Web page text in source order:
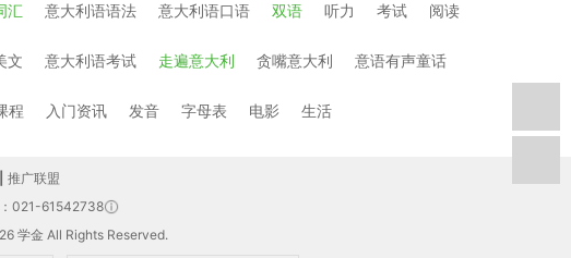
汇 意大利语语法 意大利语口语 双语 听力 考试 阅读
文 意大利语考试 走遍意大利 贪嘴意大利 意语有声童话
程 入门资讯 发音 字母表 电影 生活
推广联盟
021-61542738
学金 All Rights Reserved.